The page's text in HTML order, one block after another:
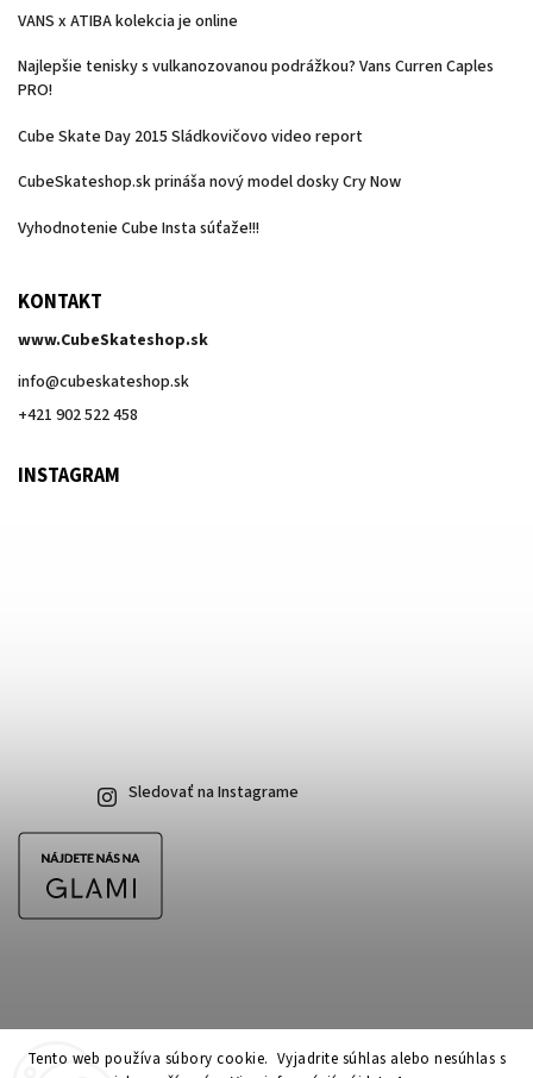
Tento web používa súbory cookie. Vyjadrite súhlas alebo nesúhlas s
VANS x ATIBA kolekcia je online
Najlepšie tenisky s vulkanozovanou podrážkou? Vans Curren Caples
PRO!
Cube Skate Day 2015 Sládkovičovo video report
CubeSkateshop.sk prináša nový model dosky Cry Now
Vyhodnotenie Cube Insta súťaže!!!
KONTAKT
www.CubeSkateshop.sk
info@cubeskateshop.sk
+421 902 522 458
INSTAGRAM
Sledovať na Instagrame